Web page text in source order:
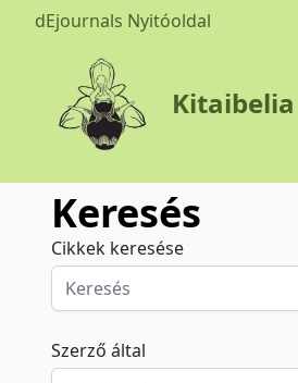
dEjournals Nyitóoldal
Kitaibelia
Keresés
Cikkek keresése
Szerző által